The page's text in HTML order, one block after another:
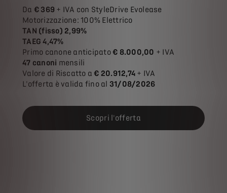
Da € 369 + IVA con StyleDrive Evolease
Motorizzazione: 100% Elettrico
TAN (fisso) 2,99%
TAEG 4,47%
Primo canone anticipato€ 8.000,00 + IVA
47 canoni mensili
Valore di Riscatto a€ 20.912,74 + IVA
L'offerta è valida fino al 31/08/2026
Scopri l'offerta